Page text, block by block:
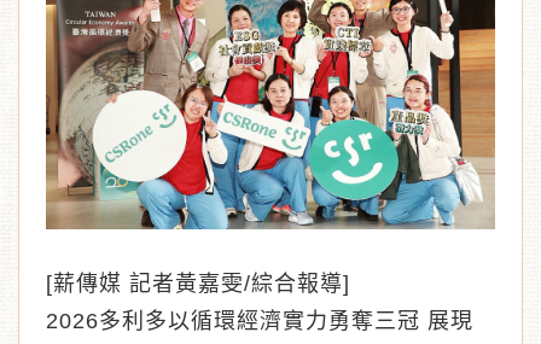
[薪傳媒 記者黃嘉雯/綜合報導]
2026多利多以循環經濟實力勇奪三冠 展現